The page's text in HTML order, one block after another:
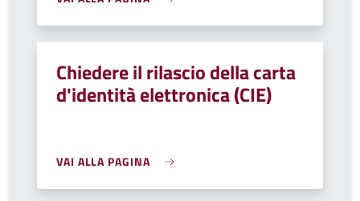
Chiedere il rilascio della carta
d'identità elettronica (CIE)
VAI ALLA PAGINA